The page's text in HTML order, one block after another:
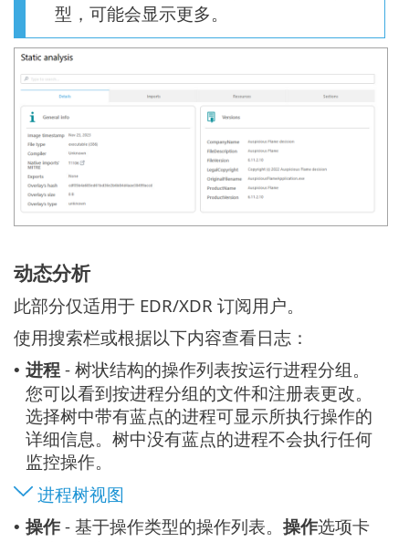
型，可能会显示更多。
动态分析
此部分仅适用于 EDR/XDR 订阅用户。
使用搜索栏或根据以下内容查看日志：
• 进程 - 树状结构的操作列表按运行进程分组。
您可以看到按进程分组的文件和注册表更改。
选择树中带有蓝点的进程可显示所执行操作的
详细信息。树中没有蓝点的进程不会执行任何
监控操作。
进程树视图
• 操作 - 基于操作类型的操作列表。 操作选项卡